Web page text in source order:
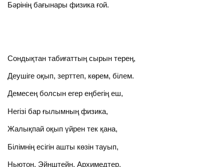
Бәрінің бағынары физика ғой.
Сондықтан табиғаттың сырын терең,
Деушіге оқып, зерттеп, көрем, білем.
Демесең болсын егер еңбегің еш,
Негізі бар ғылымның физика,
Жалықпай оқып үйрен тек қана,
Білімнің есігін ашты көзін тауып,
Ньютон, Эйнштейн, Архимедтер.